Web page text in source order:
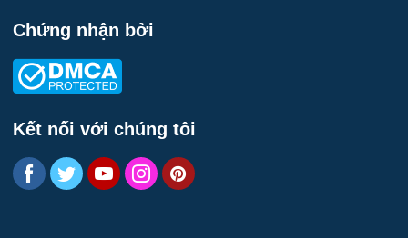
Xuất Nhập Khẩu
Y Dược
Logistics
Việc làm Nguyễn Trãi
Việc làm Trần Nhân Tông
Việc làm Lê Đại Hành
Việc làm Kinh Môn
Chứng nhận bởi
Kết nối với chúng tôi